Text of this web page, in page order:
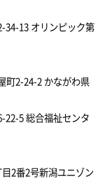
34-13 オリンピック第
町2-24-2 かながわ県
22-5 総合福祉センタ
2番2号新潟ユニゾン